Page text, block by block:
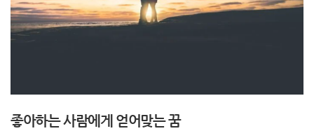
좋아하는 사람에게 얻어맞는 꿈